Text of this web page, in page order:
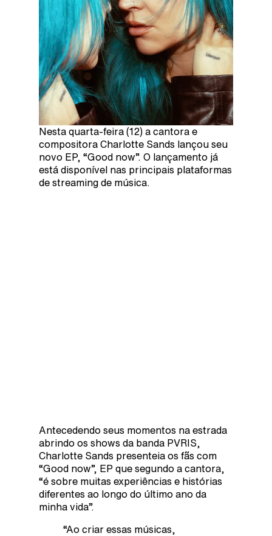
Nesta quarta-feira (12) a cantora e
compositora Charlotte Sands lançou seu
novo EP, “Good now”. O lançamento já
está disponível nas principais plataformas
de streaming de música.
Antecedendo seus momentos na estrada
abrindo os shows da banda PVRIS,
Charlotte Sands presenteia os fãs com
“Good now”, EP que segundo a cantora,
“é sobre muitas experiências e histórias
diferentes ao longo do último ano da
minha vida”.
“Ao criar essas músicas,